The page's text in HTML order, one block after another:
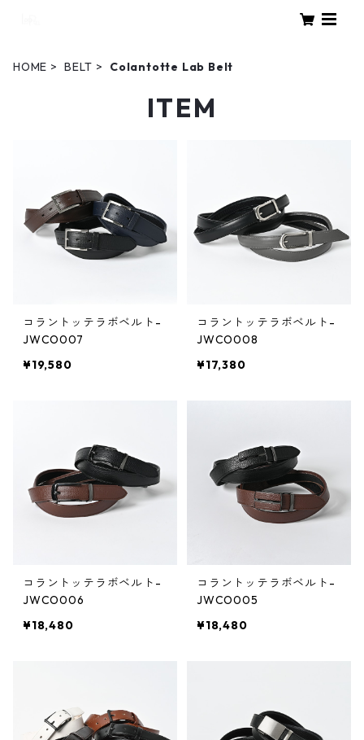
HOME BELT Colantotte Lab Belt
ITEM
コラントッテラボベルト-
JWCO007
¥19,580
コラントッテラボベルト-
JWCO008
¥17,380
コラントッテラボベルト-
JWCO006
¥18,480
コラントッテラボベルト-
JWCO005
¥18,480